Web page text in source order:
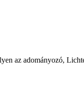
az adományozó,